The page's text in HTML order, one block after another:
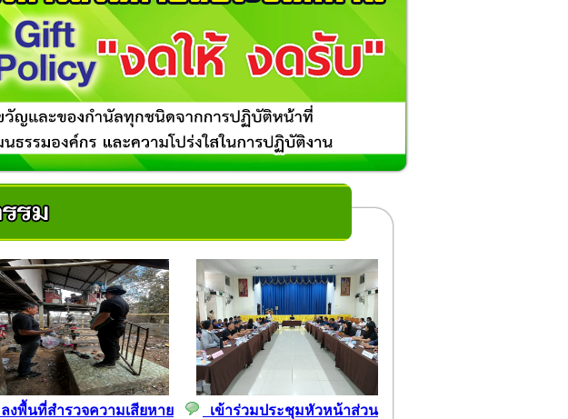
ลงพื้นที่สำรวจความเสียหาย
เข้าร่วมประชุมหัวหน้าส่วน